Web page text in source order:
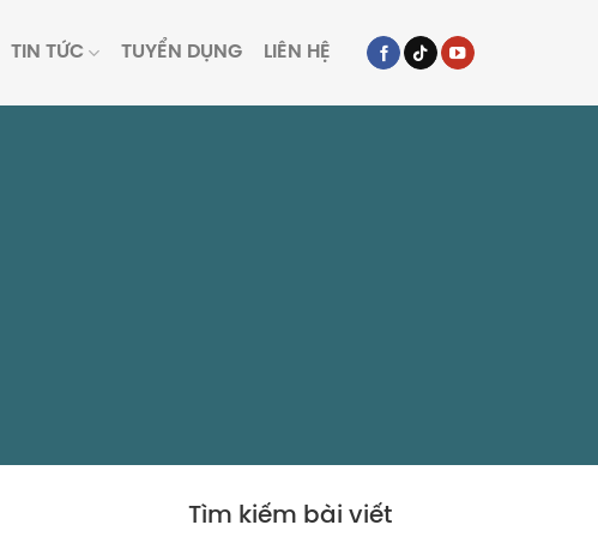
TIN TỨC TUYỂN DỤNG LIÊN HỆ
Tìm kiếm bài viết